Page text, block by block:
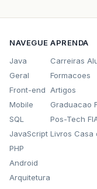
NAVEGUE
Java
Geral
Front-end
Mobile
SQL
JavaScript
PHP
Android
Arquitetura
APRENDA
Carreiras
Formacoes
Artigos
Graduacao
Pos-Tech
Livros Casa